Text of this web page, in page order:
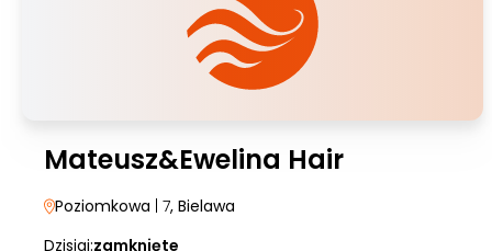
Mateusz&Ewelina Hair
Poziomkowa | 7, Bielawa
Dzisiaj:zamknięte